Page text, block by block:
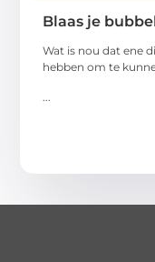
Blaas je
Wat is nou dat ene
hebben om te